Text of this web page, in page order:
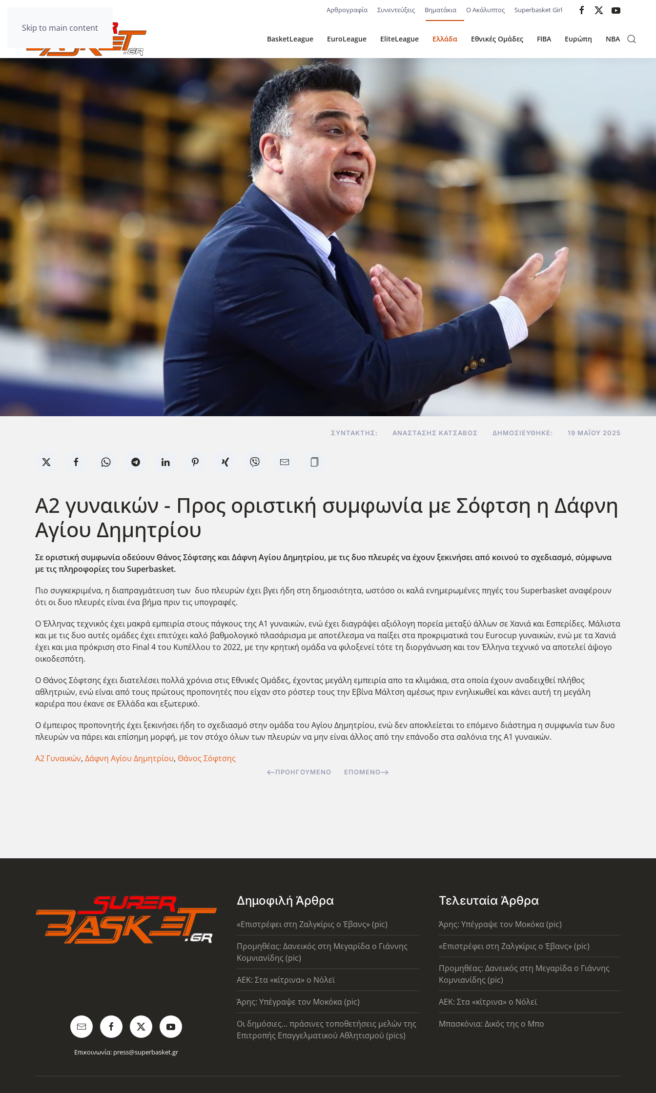
Skip to main content
Αρθρογραφία Συνεντεύξεις Βηματάκια Ο Ακάλυπτος Superbasket Girl
BasketLeague EuroLeague EliteLeague Ελλάδα Εθνικές Ομάδες FIBA Ευρώπη NBA
ΣΥΝΤΆΚΤΗΣ: ΑΝΑΣΤΆΣΗΣ ΚΑΤΣΑΒΌΣ ΔΗΜΟΣΙΕΎΘΗΚΕ: 19 ΜΑΪ́ΟΥ 2025
Α2 γυναικών - Προς οριστική συμφωνία με Σόφτση η Δάφνη
Αγίου Δημητρίου
Σε οριστική συμφωνία οδεύουν Θάνος Σόφτσης και Δάφνη Αγίου Δημητρίου, με τις δυο πλευρές να έχουν ξεκινήσει από κοινού το σχεδιασμό, σύμφωνα
με τις πληροφορίες του Superbasket.
Πιο συγκεκριμένα, η διαπραγμάτευση των δυο πλευρών έχει βγει ήδη στη δημοσιότητα, ωστόσο οι καλά ενημερωμένες πηγές του Superbasket αναφέρουν
ότι οι δυο πλευρές είναι ένα βήμα πριν τις υπογραφές.
Ο Έλληνας τεχνικός έχει μακρά εμπειρία στους πάγκους της Α1 γυναικών, ενώ έχει διαγράψει αξιόλογη πορεία μεταξύ άλλων σε Χανιά και Εσπερίδες. Μάλιστα
και με τις δυο αυτές ομάδες έχει επιτύχει καλό βαθμολογικό πλασάρισμα με αποτέλεσμα να παίξει στα προκριματικά του Eurocup γυναικών, ενώ με τα Χανιά
έχει και μια πρόκριση στο Final 4 του Κυπέλλου το 2022, με την κρητική ομάδα να φιλοξενεί τότε τη διοργάνωση και τον Έλληνα τεχνικό να αποτελεί άψογο
οικοδεσπότη.
Ο Θάνος Σόφτσης έχει διατελέσει πολλά χρόνια στις Εθνικές Ομάδες, έχοντας μεγάλη εμπειρία απο τα κλιμάκια, στα οποία έχουν αναδειχθεί πλήθος
αθλητριών, ενώ είναι από τους πρώτους προπονητές που είχαν στο ρόστερ τους την Εβίνα Μάλτση αμέσως πριν ενηλικωθεί και κάνει αυτή τη μεγάλη
καριέρα που έκανε σε Ελλάδα και εξωτερικό.
Ο έμπειρος προπονητής έχει ξεκινήσει ήδη το σχεδιασμό στην ομάδα του Αγίου Δημητρίου, ενώ δεν αποκλείεται το επόμενο διάστημα η συμφωνία των δυο
πλευρών να πάρει και επίσημη μορφή, με τον στόχο όλων των πλευρών να μην είναι άλλος από την επάνοδο στα σαλόνια της Α1 γυναικών.
Α2 Γυναικών, Δάφνη Αγίου Δημητρίου, Θάνος Σόφτσης
ΠΡΟΗΓΟΎΜΕΝΟ ΕΠΌΜΕΝΟ
Επικοινωνία: press@superbasket.gr
Δημοφιλή Άρθρα
«Επιστρέφει στη Ζαλγκίρις ο Έβανς» (pic)
Προμηθέας: Δανεικός στη Μεγαρίδα ο Γιάννης
Κομνιανίδης (pic)
AEK: Στα «κίτρινα» ο Νόλεϊ
Άρης: Υπέγραψε τον Μοκόκα (pic)
Οι δημόσιες... πράσινες τοποθετήσεις μελών της
Επιτροπής Επαγγελματικού Αθλητισμού (pics)
Τελευταία Άρθρα
Άρης: Υπέγραψε τον Μοκόκα (pic)
«Επιστρέφει στη Ζαλγκίρις ο Έβανς» (pic)
Προμηθέας: Δανεικός στη Μεγαρίδα ο Γιάννης
Κομνιανίδης (pic)
AEK: Στα «κίτρινα» ο Νόλεϊ
Μπασκόνια: Δικός της ο Μπο